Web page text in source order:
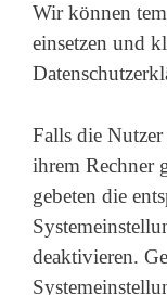
Wir können
einsetzen und
Falls die
ihrem Rechner
gebeten die
deaktivieren.